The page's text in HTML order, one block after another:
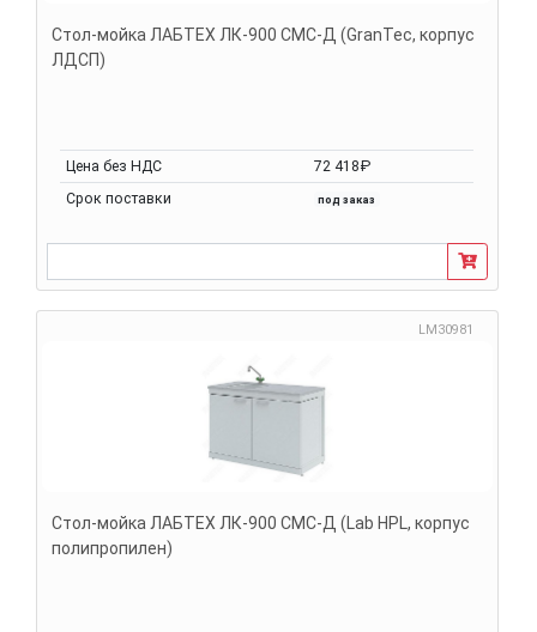
Стол-мойка ЛАБТЕХ ЛК-900 СМС-Д (GranTec, корпус
ЛДСП)
Цена без НДС
72 418₽
Срок поставки
под заказ
LM30981
Стол-мойка ЛАБТЕХ ЛК-900 СМС-Д (Lab HPL, корпус
полипропилен)